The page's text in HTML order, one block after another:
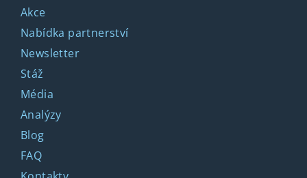
Akce
Nabídka partnerství
Newsletter
Stáž
Média
Analýzy
Blog
FAQ